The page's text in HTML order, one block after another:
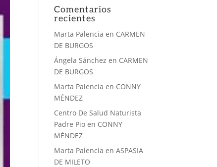
Comentarios
recientes
Marta Palencia en CARMEN
DE BURGOS
Ángela Sánchez en CARMEN
DE BURGOS
Marta Palencia en CONNY
MÉNDEZ
Centro De Salud Naturista
Padre Pio en CONNY
MÉNDEZ
Marta Palencia enASPASIA
DE MILETO